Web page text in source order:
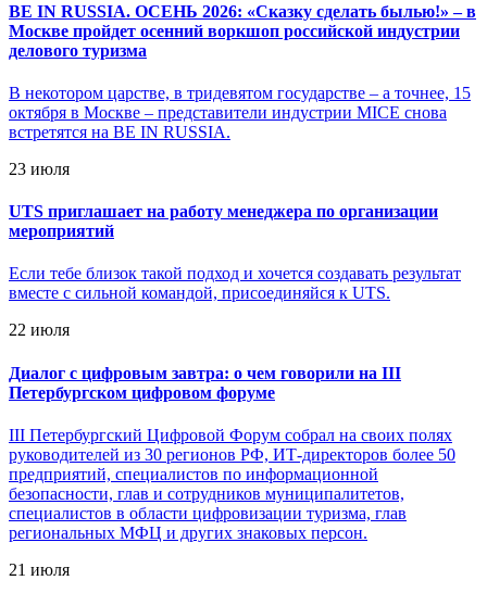
BE IN RUSSIA. ОСЕНЬ 2026: «Сказку сделать былью!» – в
Москве пройдет осенний воркшоп российской индустрии
делового туризма
В некотором царстве, в тридевятом государстве – а точнее, 15
октября в Москве – представители индустрии MICE снова
встретятся на BE IN RUSSIA.
23 июля
UTS приглашает на работу менеджера по организации
мероприятий
Если тебе близок такой подход и хочется создавать результат
вместе с сильной командой, присоединяйся к UTS.
22 июля
Диалог с цифровым завтра: о чем говорили на III
Петербургском цифровом форуме
III Петербургский Цифровой Форум собрал на своих полях
руководителей из 30 регионов РФ, ИТ-директоров более 50
предприятий, специалистов по информационной
безопасности, глав и сотрудников муниципалитетов,
специалистов в области цифровизации туризма, глав
региональных МФЦ и других знаковых персон.
21 июля